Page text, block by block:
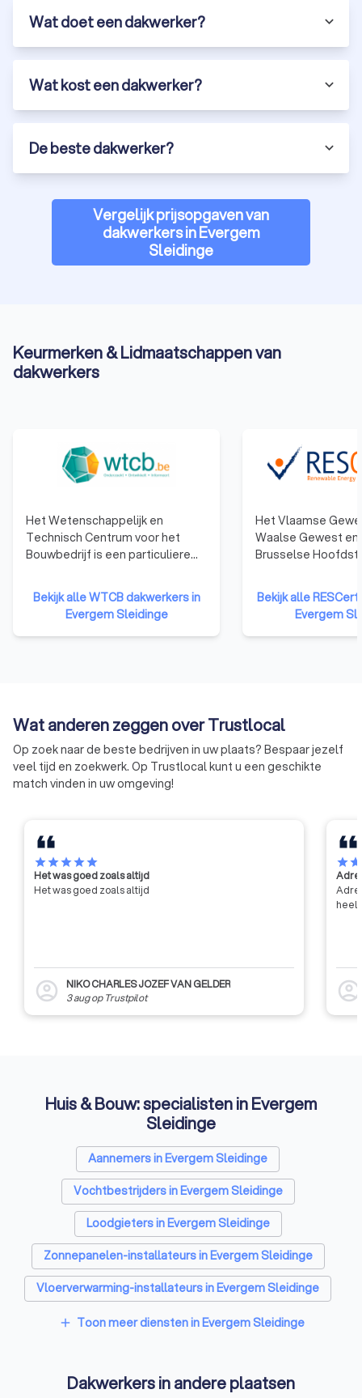
Wat doet een dakwerker?
Wat kost een dakwerker?
De beste dakwerker?
Vergelijk prijsopgaven van
dakwerkers in Evergem
Sleidinge
Keurmerken & Lidmaatschappen van
dakwerkers
Het Wetenschappelijk en
Technisch Centrum voor het
Bouwbedrijf is een particuliere
in 1960 om het toegepaste
onderzoek in de industrie te
bevorderen en zo het
concurrentievermogen te
verlenen van technische
voorlichting, bijstand en advies
aan zijn leden, en het bijdragen
tot de algemene innovatie en
ontwikkeling in de bouwsector,
van de industrie en de overheid.
Bekijk alle WTCB dakwerkers in
Evergem Sleidinge
Het Vlaamse
Waalse Gewest
Brusselse
opgezet dat
opleiden en de
betrouwbare en
installateurs. Het certificaat van
afgelegd.
Bekijk alle
Evergem
Wat anderen zeggen over Trustlocal
Op zoek naar de beste bedrijven in uw plaats? Bespaar jezelf
veel tijd en zoekwerk. Op Trustlocal kunt u een geschikte
match vinden in uw omgeving!
starstarstarstarstar
Het was goed zoals altijd
Het was goed zoals altijd
account_circle
NIKO CHARLES JOZEF VAN GELDER
3 augop Trustpilot
starstar
heel
account_circle
Huis & Bouw: specialisten in Evergem
Sleidinge
Aannemers in Evergem Sleidinge
Vochtbestrijders in Evergem Sleidinge
Loodgieters in Evergem Sleidinge
Zonnepanelen-installateurs in Evergem Sleidinge
Vloerverwarming-installateurs in Evergem Sleidinge
Airco installateurs in Evergem Sleidinge
Laadpaal installateurs in Evergem Sleidinge
add Toon meer diensten in Evergem Sleidinge
Dakwerkers in andere plaatsen